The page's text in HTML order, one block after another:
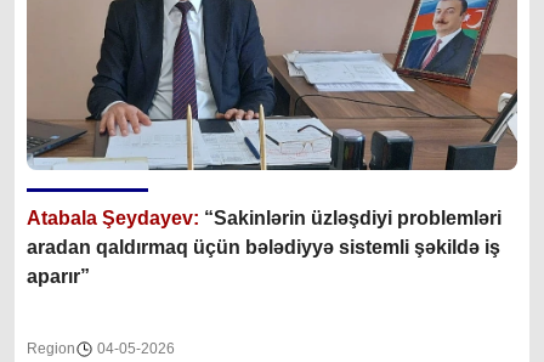
Atabala Şeydayev: “Sakinlərin üzləşdiyi problemləri
aradan qaldırmaq üçün bələdiyyə sistemli şəkildə iş
aparır”
Region 04-05-2026